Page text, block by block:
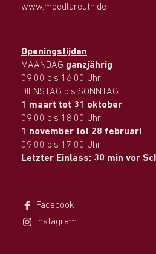
www.moedlareuth.de
Openingstijden
MAANDAG ganzjährig
09.00 bis 16.00 Uhr
DIENSTAG bis SONNTAG
1 maart tot 31 oktober
09.00 bis 18.00 Uhr
1 november tot 28 februari
09.00 bis 17.00 Uhr
Letzter Einlass: 30 min vor
Facebook
instagram